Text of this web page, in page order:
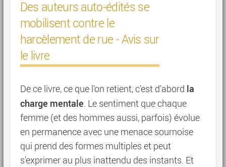
Des auteurs auto-édités se
mobilisent contre le
harcèlement de rue - Avis sur
le livre
De ce livre, ce que l'on retient, c'est d'abord la
charge mentale. Le sentiment que chaque
femme (et des hommes aussi, parfois) évolue
en permanence avec une menace sournoise
qui prend des formes multiples et peut
s'exprimer au plus inattendu des instants. Et